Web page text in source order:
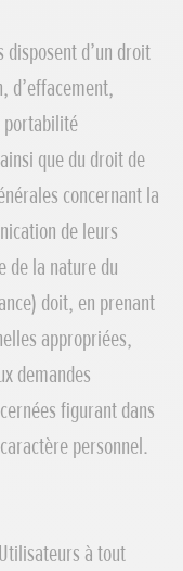
disposent d’un droit
d’effacement,
portabilité
que du droit de
concernant la
de leurs
de la nature du
doit, en prenant
appropriées,
demandes
figurant dans
personnel.
à tout